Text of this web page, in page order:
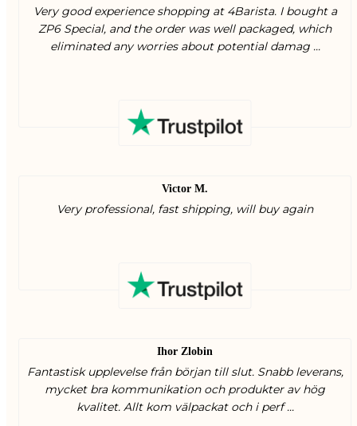
Very good experience shopping at 4Barista. I bought a
ZP6 Special, and the order was well packaged, which
eliminated any worries about potential damag ...
Victor M.
Very professional, fast shipping, will buy again
Ihor Zlobin
Fantastisk upplevelse från början till slut. Snabb leverans,
mycket bra kommunikation och produkter av hög
kvalitet. Allt kom välpackat och i perf ...